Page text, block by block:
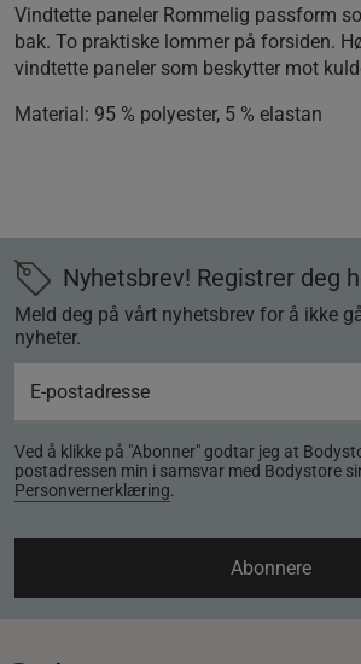
Vindtette paneler Rommelig passform
bak. To praktiske lommer på forsiden.
vindtette paneler som beskytter mot
Material: 95 % polyester, 5 % elastan
Nyhetsbrev! Registrer deg
Meld deg på vårt nyhetsbrev for å ikke
nyheter.
Ved å klikke på "Abonner" godtar jeg at
postadressen min i samsvar med Bodystore
Personvernerklæring.
Abonnere